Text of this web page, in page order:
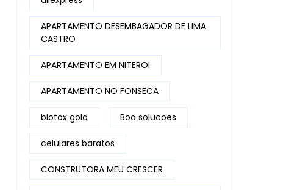
APARTAMENTO DESEMBAGADOR DE LIMA
CASTRO
APARTAMENTO EM NITEROI
APARTAMENTO NO FONSECA
biotox gold Boa solucoes
celulares baratos
CONSTRUTORA MEU CRESCER